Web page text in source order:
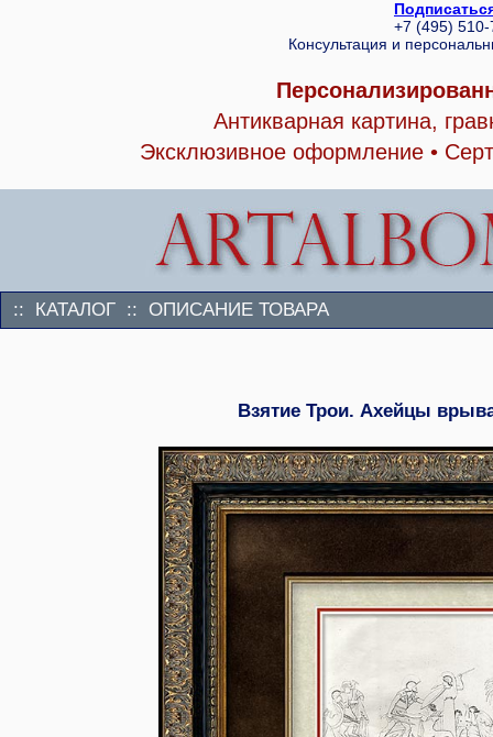
+7 (495)
Консультация и
Антикварная картина,
Эксклюзивное оформление •
:: КАТАЛОГ :: ОПИСАНИЕ ТОВАРА
Взятие Трои. Ахейцы